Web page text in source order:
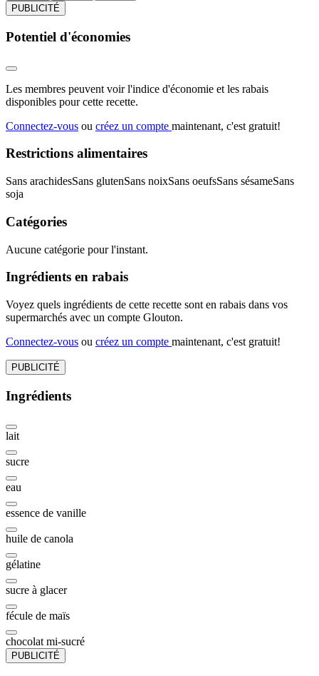
PUBLICITÉ
Potentiel d'économies
Les membres peuvent voir l'indice d'économie et les rabais
disponibles pour cette recette.
Connectez-vous ou créez un compte maintenant, c'est gratuit!
Restrictions alimentaires
Sans arachidesSans glutenSans noixSans oeufsSans sésameSans
soja
Catégories
Aucune catégorie pour l'instant.
Ingrédients en rabais
Voyez quels ingrédients de cette recette sont en rabais dans vos
supermarchés avec un compte Glouton.
Connectez-vous ou créez un compte maintenant, c'est gratuit!
PUBLICITÉ
Ingrédients
lait
sucre
eau
essence de vanille
huile de canola
gélatine
sucre à glacer
fécule de maïs
chocolat mi-sucré
PUBLICITÉ